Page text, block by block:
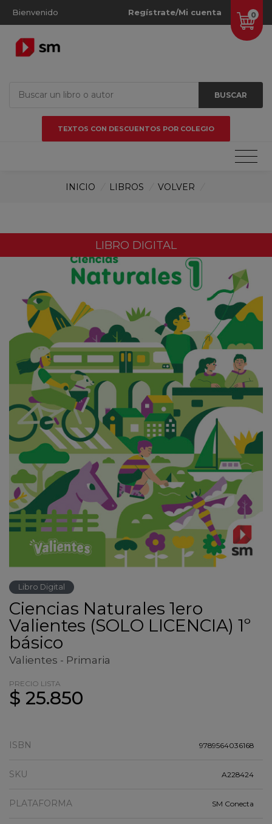
Bienvenido 0
Regístrate/Mi cuenta
BUSCAR
TEXTOS CON DESCUENTOS POR COLEGIO
INICIO LIBROS VOLVER
LIBRO DIGITAL
Libro Digital
Ciencias Naturales 1ero
Valientes (SOLO LICENCIA) 1º
básico
Valientes - Primaria
PRECIO LISTA
$ 25.850
ISBN 9789564036168
SKU A228424
PLATAFORMA SM Conecta